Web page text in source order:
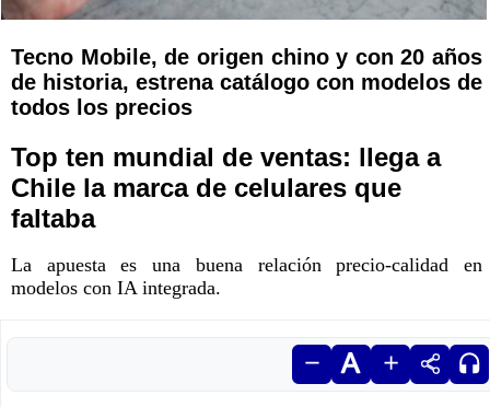
Tecno Mobile, de origen chino y con 20 años
de historia, estrena catálogo con modelos de
todos los precios
Top ten mundial de ventas: llega a
Chile la marca de celulares que
faltaba
La apuesta es una buena relación precio-calidad en
modelos con IA integrada.